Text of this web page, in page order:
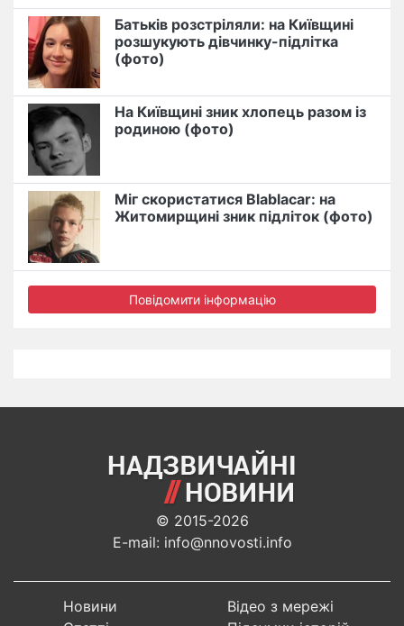
Батьків розстріляли: на Київщині
розшукують дівчинку-підлітка
(фото)
На Київщині зник хлопець разом із
родиною (фото)
Міг скористатися Blablacar: на
Житомирщині зник підліток (фото)
Повідомити інформацію
© 2015-2026
E-mail: info@nnovosti.info
Новини
Відео з мережі